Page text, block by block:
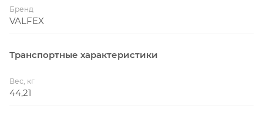
Бренд
VALFEX
Транспортные характеристики
Вес, кг
44,21